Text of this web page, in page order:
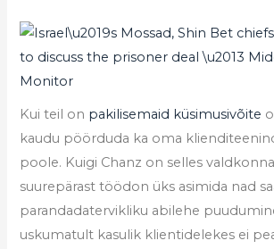
Kui teil on pakilisemaid küsimusivõite
kaudu pöörduda ka oma
poole. Kuigi Chanz on selles
suurepärast töödon üks asimida nad
parandadatervikliku abilehe
uskumatult kasulik klientidelekes ei